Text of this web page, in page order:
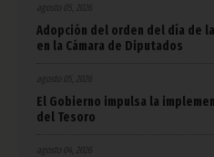
agosto 05, 2026
Adopción del orden del día de
en la Cámara de Diputados
agosto 05, 2026
El Gobierno impulsa la
del Tesoro
agosto 04, 2026